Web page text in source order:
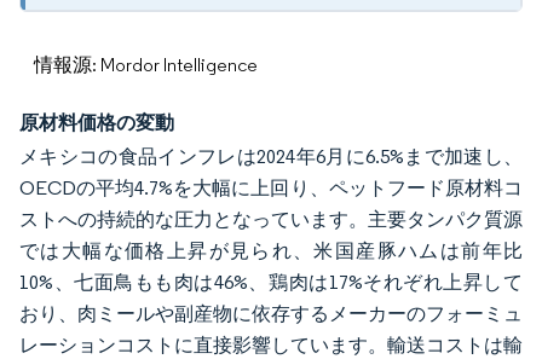
情報源: Mordor Intelligence
原材料価格の変動
メキシコの食品インフレは2024年6月に6.5%まで加速し、
OECDの平均4.7%を大幅に上回り、ペットフード原材料コ
ストへの持続的な圧力となっています。主要タンパク質源
では大幅な価格上昇が見られ、米国産豚ハムは前年比
10%、七面鳥もも肉は46%、鶏肉は17%それぞれ上昇して
おり、肉ミールや副産物に依存するメーカーのフォーミュ
レーションコストに直接影響しています。輸送コストは輸